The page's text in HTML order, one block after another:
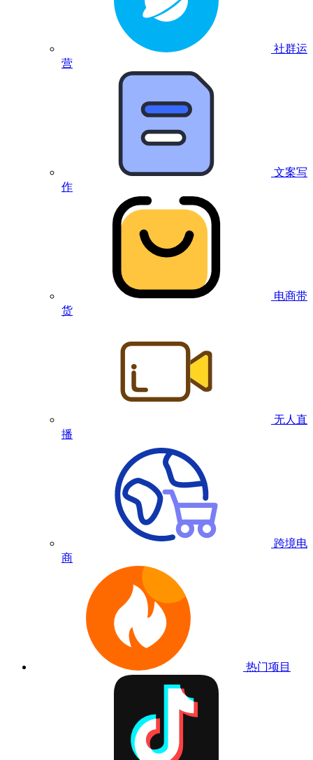
社群运
营
文案写
作
电商带
货
无人直
播
跨境电
商
热门项目